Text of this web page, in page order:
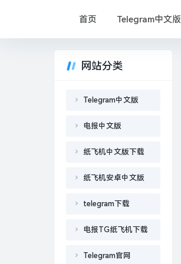
首页 Telegram中文版
网站分类
Telegram中文版
电报中文版
纸飞机中文版下载
纸飞机安卓中文版
telegram下载
电报TG纸飞机下载
Telegram官网